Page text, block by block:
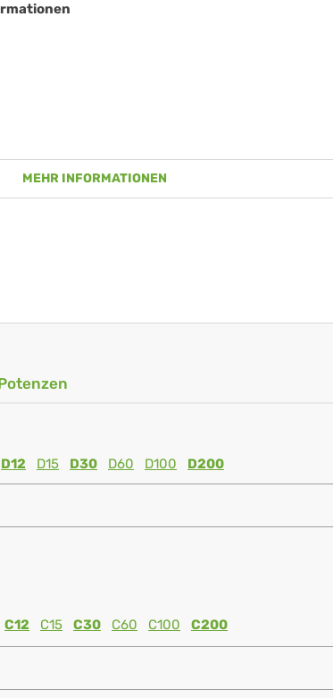
MEHR INFORMATIONEN
D12 D15 D30 D60 D100 D200
C12 C15 C30 C60 C100 C200